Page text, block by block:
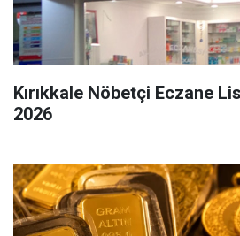
Kırıkkale Nöbetçi Eczane
2026